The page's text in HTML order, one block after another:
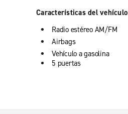
Características del vehículo
Radio estéreo AM/FM
Airbags
Vehículo a gasolina
5 puertas